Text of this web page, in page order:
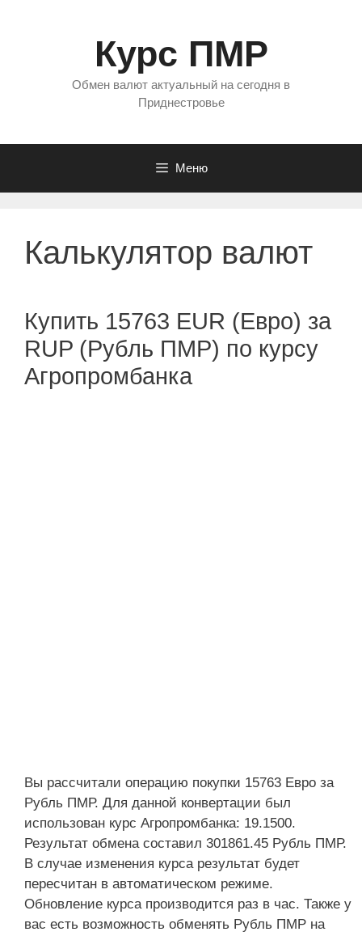
Курс ПМР
Обмен валют актуальный на сегодня в
Приднестровье
Меню
Калькулятор валют
Купить 15763 EUR (Евро) за
RUP (Рубль ПМР) по курсу
Агропромбанка
Вы рассчитали операцию покупки 15763 Евро за
Рубль ПМР. Для данной конвертации был
использован курс Агропромбанка: 19.1500.
Результат обмена составил 301861.45 Рубль ПМР.
В случае изменения курса результат будет
пересчитан в автоматическом режиме.
Обновление курса производится раз в час. Также у
вас есть возможность обменять Рубль ПМР на